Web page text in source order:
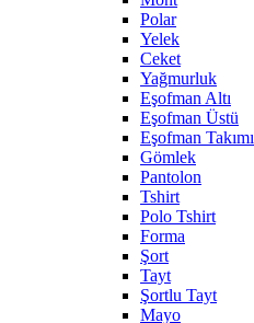
Polar
Yelek
Ceket
Yağmurluk
Eşofman Altı
Eşofman Üstü
Eşofman Takımı
Gömlek
Pantolon
Tshirt
Polo Tshirt
Forma
Şort
Tayt
Şortlu Tayt
Mayo